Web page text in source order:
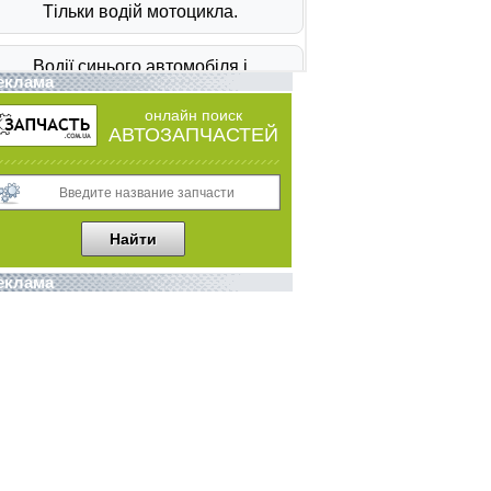
онлайн поиск
АВТОЗАПЧАСТЕЙ